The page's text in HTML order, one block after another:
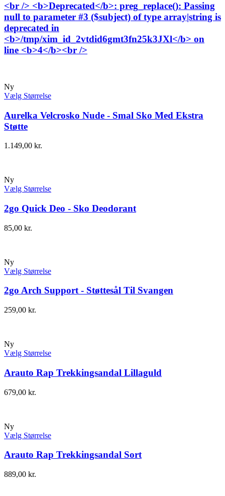
<br /> <b>Deprecated</b>: preg_replace(): Passing
null to parameter #3 ($subject) of type array|string is
deprecated in
<b>/tmp/xim_id_2vtdid6gmt3fn25k3JXl</b> on
line <b>4</b><br />
Ny
Vælg Størrelse
Aurelka Velcrosko Nude - Smal Sko Med Ekstra
Støtte
1.149,00 kr.
Ny
Vælg Størrelse
2go Quick Deo - Sko Deodorant
85,00 kr.
Ny
Vælg Størrelse
2go Arch Support - Støttesål Til Svangen
259,00 kr.
Ny
Vælg Størrelse
Arauto Rap Trekkingsandal Lillaguld
679,00 kr.
Ny
Vælg Størrelse
Arauto Rap Trekkingsandal Sort
889,00 kr.